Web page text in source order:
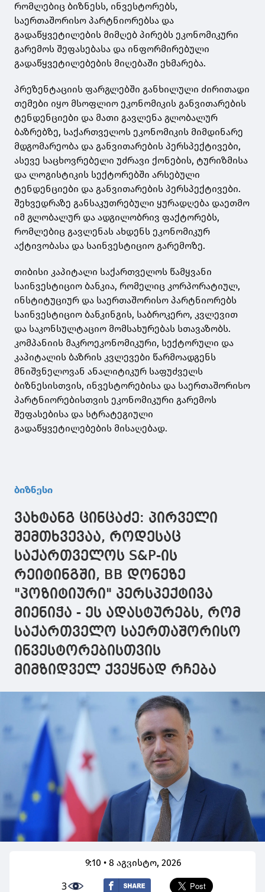
რომლებიც ბიზნესს, ინვესტორებს,
საერთაშორისო პარტნიორებსა და
გადაწყვეტილების მიმღებ პირებს ეკონომიკური
გარემოს შეფასებასა და ინფორმირებული
გადაწყვეტილებების მიღებაში ეხმარება.
პრეზენტაციის ფარგლებში განხილული ძირითადი
თემები იყო მსოფლიო ეკონომიკის განვითარების
ტენდენციები და მათი გავლენა გლობალურ
ბაზრებზე, საქართველოს ეკონომიკის მიმდინარე
მდგომარეობა და განვითარების პერსპექტივები,
ასევე საცხოვრებელი უძრავი ქონების, ტურიზმისა
და ლოგისტიკის სექტორებში არსებული
ტენდენციები და განვითარების პერსპექტივები.
შეხვედრაზე განსაკუთრებული ყურადღება დაეთმო
იმ გლობალურ და ადგილობრივ ფაქტორებს,
რომლებიც გავლენას ახდენს ეკონომიკურ
აქტივობასა და საინვესტიციო გარემოზე.
თიბისი კაპიტალი საქართველოს წამყვანი
საინვესტიციო ბანკია, რომელიც კორპორატიულ,
ინსტიტუციურ და საერთაშორისო პარტნიორებს
საინვესტიციო ბანკინგის, საბროკერო, კვლევით
და საკონსულტაციო მომსახურებას სთავაზობს.
კომპანიის მაკროეკონომიკური, სექტორული და
კაპიტალის ბაზრის კვლევები წარმოადგენს
მნიშვნელოვან ანალიტიკურ საფუძველს
ბიზნესისთვის, ინვესტორებისა და საერთაშორისო
პარტნიორებისთვის ეკონომიკური გარემოს
შეფასებისა და სტრატეგიული
გადაწყვეტილებების მისაღებად.
ბიზნესი
ვახტანგ ცინცაძე: პირველი
შემთხვევაა, როდესაც
საქართველოს S&P-ის
რეიტინგში, BB დონეზე
"პოზიტიური" პერსპექტივა
მიენიჭა - ეს ადასტურებს, რომ
საქართველო საერთაშორისო
ინვესტორებისთვის
მიმზიდველ ქვეყნად რჩება
9:10 • 8 აგვისტო, 2026
3